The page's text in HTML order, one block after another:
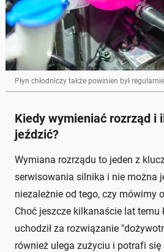
Płyn chłodniczy także powinien był
Kiedy wymieniać rozrząd i
jeździć?
Wymiana rozrządu to jeden z
serwisowania silnika i nie można
niezależnie od tego, czy mówimy
Choć jeszcze kilkanaście lat temu
uchodził za rozwiązanie
również ulega zużyciu i potrafi